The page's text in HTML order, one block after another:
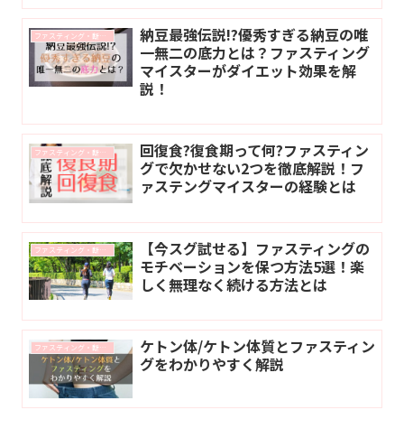
ファスティング・断食に関するコラム
納豆最強伝説!?優秀すぎる納豆の唯
一無二の底力とは？ファスティング
マイスターがダイエット効果を解
説！
ファスティング・断食に関するコラム
回復食?復食期って何?ファスティン
グで欠かせない2つを徹底解説！フ
ァステングマイスターの経験とは
ファスティング・断食に関するコラム
【今スグ試せる】ファスティングの
モチベーションを保つ方法5選！楽
しく無理なく続ける方法とは
ファスティング・断食に関するコラム
ケトン体/ケトン体質とファスティン
グをわかりやすく解説